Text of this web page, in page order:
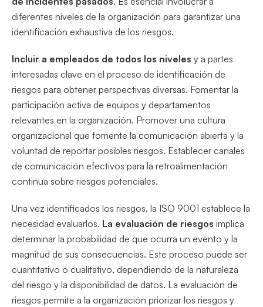
diferentes niveles de la organización para garantizar una
identificación exhaustiva de los riesgos.
Incluir a empleados de todos los niveles y a partes
interesadas clave en el proceso de identificación de
riesgos para obtener perspectivas diversas. Fomentar la
participación activa de equipos y departamentos
relevantes en la organización. Promover una cultura
organizacional que fomente la comunicación abierta y la
voluntad de reportar posibles riesgos. Establecer canales
de comunicación efectivos para la retroalimentación
continua sobre riesgos potenciales.
Una vez identificados los riesgos, la ISO 9001 establece la
necesidad evaluarlos. La evaluación de riesgos implica
determinar la probabilidad de que ocurra un evento y la
magnitud de sus consecuencias. Este proceso puede ser
cuantitativo o cualitativo, dependiendo de la naturaleza
del riesgo y la disponibilidad de datos. La evaluación de
riesgos permite a la organización priorizar los riesgos y